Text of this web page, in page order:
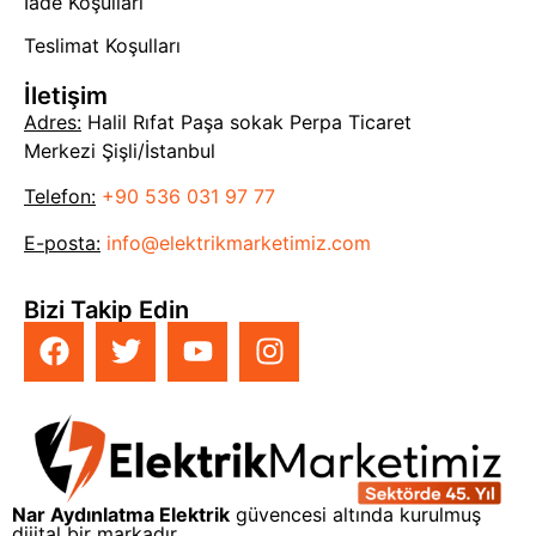
Teslimat Koşulları
İletişim
Adres: Halil Rıfat Paşa sokak Perpa Ticaret
Merkezi Şişli/İstanbul
Telefon: +90 536 031 97 77
E-posta: info@elektrikmarketimiz.com
Bizi Takip Edin
Nar Aydınlatma Elektrik güvencesi altında kurulmuş